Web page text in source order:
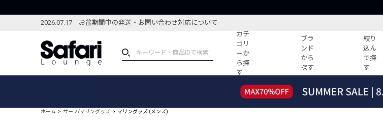
2026.07.17 お盆期間中の発送・お問い合わせ対応について
カテ
ゴリ
ーか
ら探
す
ブラ
ンド
から
探す
絞り
込ん
で探
す
ブランドから探す
特集記事
すべての記事
ホーム サーフ/マリングッズ マリングッズ (メンズ)